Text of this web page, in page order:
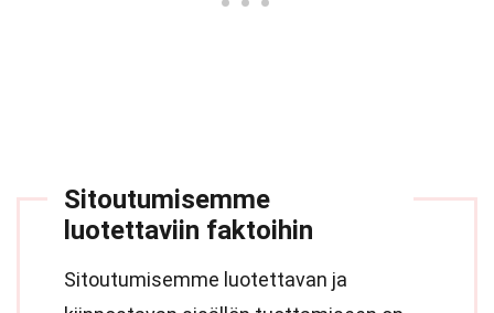
Sitoutumisemme
luotettaviin faktoihin
Sitoutumisemme luotettavan ja